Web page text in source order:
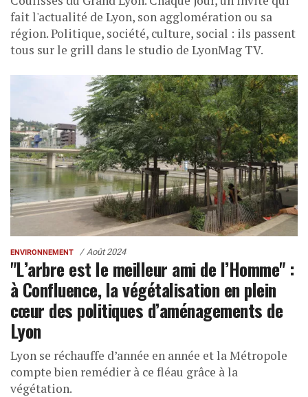
fait l'actualité de Lyon, son agglomération ou sa
région. Politique, société, culture, social : ils passent
tous sur le grill dans le studio de LyonMag TV.
ENVIRONNEMENT Août 2024
"L’arbre est le meilleur ami de l’Homme" :
à Confluence, la végétalisation en plein
cœur des politiques d’aménagements de
Lyon
Lyon se réchauffe d’année en année et la Métropole
compte bien remédier à ce fléau grâce à la
végétation.